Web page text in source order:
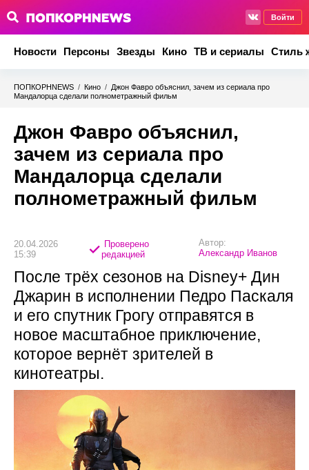
Войти
Новости Персоны Звезды Кино ТВ и сериалы Стиль
ПОПКОРНNEWS / Кино / Джон Фавро объяснил, зачем из сериала про
Мандалорца сделали полнометражный фильм
Джон Фавро объяснил,
зачем из сериала про
Мандалорца сделали
полнометражный фильм
20.04.2026
15:39
Проверено
редакцией
Автор:
Александр Иванов
После трёх сезонов на Disney+ Дин
Джарин в исполнении Педро Паскаля
и его спутник Грогу отправятся в
новое масштабное приключение,
которое вернёт зрителей в
кинотеатры.